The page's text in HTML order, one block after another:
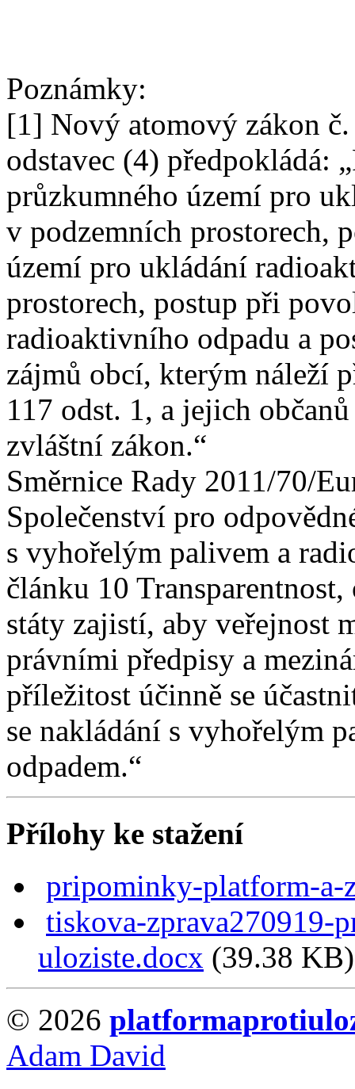
Poznámky:
[1] Nový atomový zákon
odstavec (4) předpokládá:
průzkumného území pro
v podzemních prostorech,
území pro ukládání
prostorech, postup při
radioaktivního odpadu a
zájmů obcí, kterým náleží
117 odst. 1, a jejich
zvláštní zákon.“
Směrnice Rady 2011/70/
Společenství pro
s vyhořelým palivem a
článku 10
státy zajistí, aby veřejnost
právními předpisy a
příležitost účinně se
se nakládání s vyhořelým
odpadem.“
Přílohy ke stažení
pripominky-platform-a-
tiskova-zprava270919-
uloziste.docx (39.38 KB)
© 2026
Adam David